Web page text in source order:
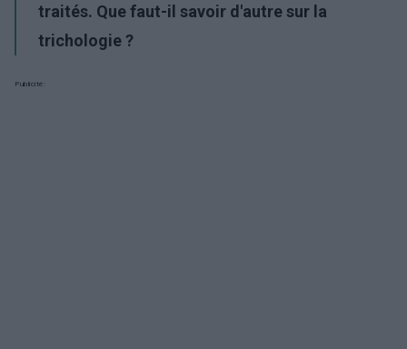
traités. Que faut-il savoir d'autre sur la
trichologie ?
Publicité: